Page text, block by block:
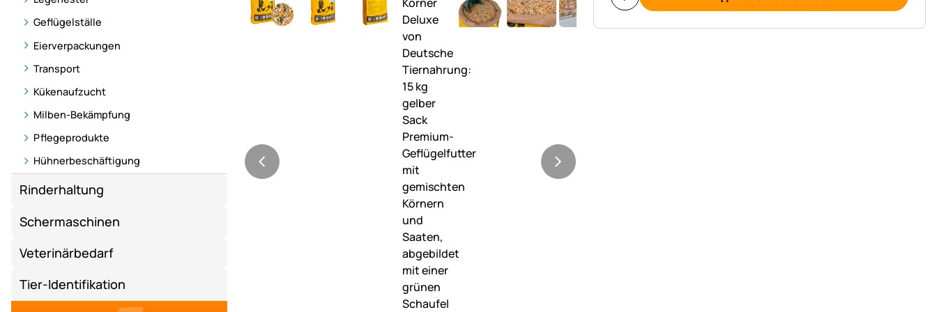
Geflügelställe
Eierverpackungen
Transport
Kükenaufzucht
Milben-Bekämpfung
Pflegeprodukte
Hühnerbeschäftigung
Rinderhaltung
Schermaschinen
Veterinärbedarf
Tier-Identifikation